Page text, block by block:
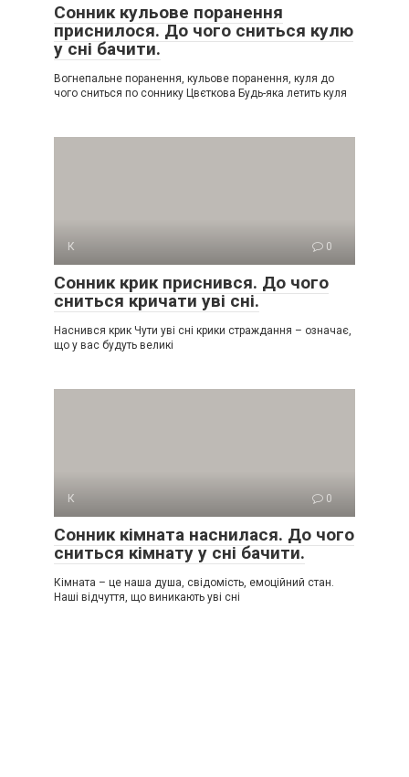
Сонник кульове поранення
приснилося. До чого сниться кулю
у сні бачити.
Вогнепальне поранення, кульове поранення, куля до
чого сниться по соннику Цвєткова Будь-яка летить куля
К 0
Сонник крик приснився. До чого
сниться кричати уві сні.
Наснився крик Чути уві сні крики страждання – означає,
що у вас будуть великі
К 0
Сонник кімната наснилася. До чого
сниться кімнату у сні бачити.
Кімната – це наша душа, свідомість, емоційний стан.
Наші відчуття, що виникають уві сні